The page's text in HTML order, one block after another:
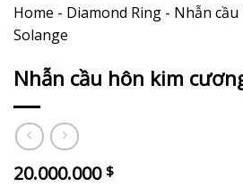
Home - Diamond Ring - Nhẫn
Solange
Nhẫn cầu hôn kim
20.000.000 $